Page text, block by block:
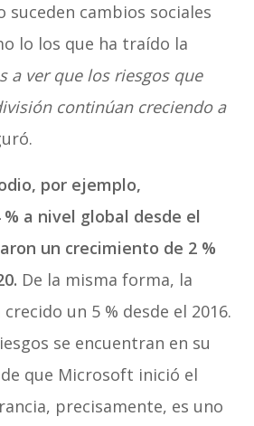
suceden cambios sociales
lo los que ha traído la
a ver que los riesgos que
continúan creciendo a
por ejemplo,
a nivel global desde el
un crecimiento de 2 %
De la misma forma, la
un 5 % desde el 2016.
se encuentran en su
que Microsoft inició el
precisamente, es uno